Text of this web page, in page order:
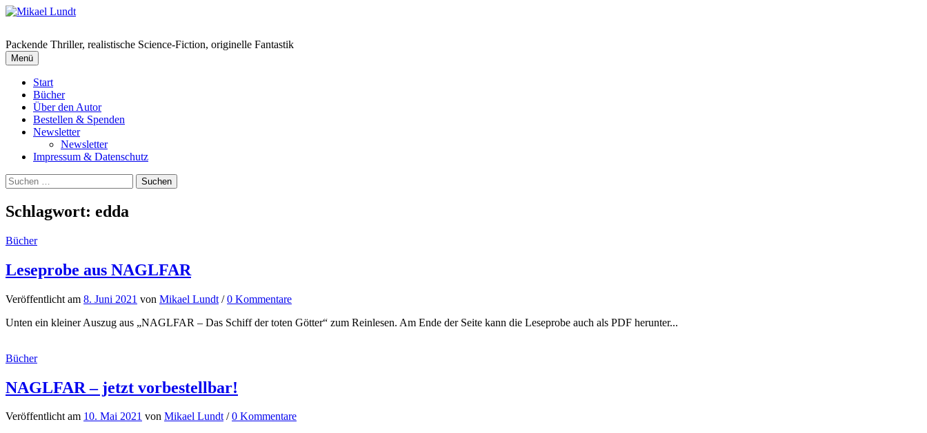
Springe
Packende Thriller, realistische Science-Fiction, originelle Fantastik
Menü
Start
Bücher
Über den Autor
Bestellen & Spenden
Newsletter
Newsletter
Impressum & Datenschutz
Suchen
nach:
Schlagwort: edda
Bücher
Leseprobe aus NAGLFAR
Veröffentlicht am 8. Juni 2021 von Mikael Lundt /0 Kommentare
Unten ein kleiner Auszug aus „NAGLFAR – Das Schiff der toten Götter“ zum Reinlesen. Am Ende der Seite kann die Leseprobe auch als PDF herunter...
Bücher
NAGLFAR – jetzt vorbestellbar!
Veröffentlichtam 10. Mai 2021 von Mikael Lundt /0 Kommentare